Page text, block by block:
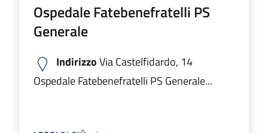
Ospedale Fatebenefratelli PS
Generale
IndirizzoVia Castelfidardo, 14
Ospedale Fatebenefratelli PS Generale...